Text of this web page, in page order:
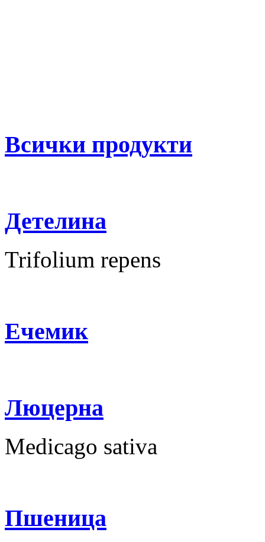
Всички продукти
Детелина
Trifolium repens
Ечемик
Люцерна
Medicago sativa
Пшеница